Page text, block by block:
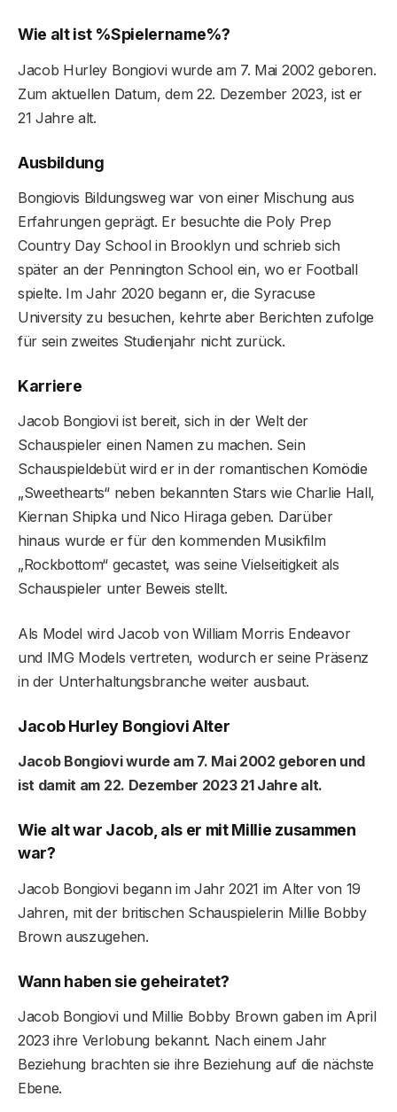
Wie alt ist %Spielername%?
Jacob Hurley Bongiovi wurde am 7. Mai 2002 geboren.
Zum aktuellen Datum, dem 22. Dezember 2023, ist er
21 Jahre alt.
Ausbildung
Bongiovis Bildungsweg war von einer Mischung aus
Erfahrungen geprägt. Er besuchte die Poly Prep
Country Day School in Brooklyn und schrieb sich
später an der Pennington School ein, wo er Football
spielte. Im Jahr 2020 begann er, die Syracuse
University zu besuchen, kehrte aber Berichten zufolge
für sein zweites Studienjahr nicht zurück.
Karriere
Jacob Bongiovi ist bereit, sich in der Welt der
Schauspieler einen Namen zu machen. Sein
Schauspieldebüt wird er in der romantischen Komödie
„Sweethearts“ neben bekannten Stars wie Charlie Hall,
Kiernan Shipka und Nico Hiraga geben. Darüber
hinaus wurde er für den kommenden Musikfilm
„Rockbottom“ gecastet, was seine Vielseitigkeit als
Schauspieler unter Beweis stellt.
Als Model wird Jacob von William Morris Endeavor
und IMG Models vertreten, wodurch er seine Präsenz
in der Unterhaltungsbranche weiter ausbaut.
Jacob Hurley Bongiovi Alter
Jacob Bongiovi wurde am 7. Mai 2002 geboren und
ist damit am 22. Dezember 2023 21 Jahre alt.
Wie alt war Jacob, als er mit Millie zusammen
war?
Jacob Bongiovi begann im Jahr 2021 im Alter von 19
Jahren, mit der britischen Schauspielerin Millie Bobby
Brown auszugehen.
Wann haben sie geheiratet?
Jacob Bongiovi und Millie Bobby Brown gaben im April
2023 ihre Verlobung bekannt. Nach einem Jahr
Beziehung brachten sie ihre Beziehung auf die nächste
Ebene.